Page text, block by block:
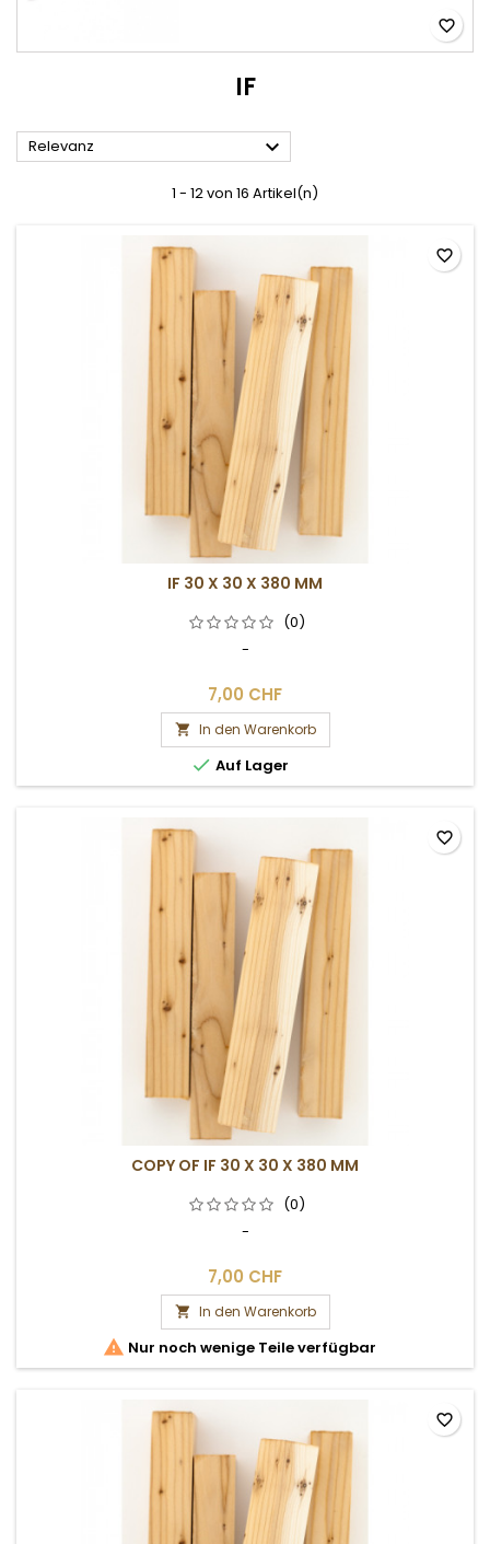
favorite_border
IF
Relevanz 
1 - 12 von 16 Artikel(n)
IF 30 X 30 X 380 MM
(0)
-
7,00 CHF
 In den Warenkorb
 Auf Lager
favorite_border
COPY OF IF 30 X 30 X 380 MM
(0)
-
7,00 CHF
 In den Warenkorb
 Nur noch wenige Teile verfügbar
favorite_border
favorite_border